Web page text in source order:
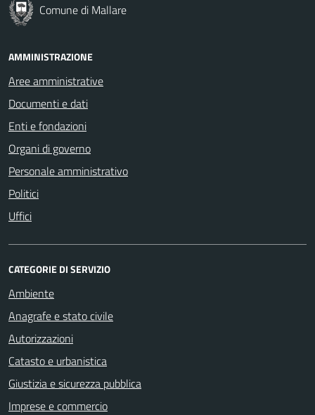
Comune di Mallare
AMMINISTRAZIONE
Aree amministrative
Documenti e dati
Enti e fondazioni
Organi di governo
Personale amministrativo
Politici
Uffici
CATEGORIE DI SERVIZIO
Ambiente
Anagrafe e stato civile
Autorizzazioni
Catasto e urbanistica
Giustizia e sicurezza pubblica
Imprese e commercio